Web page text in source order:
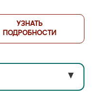
УЗНАТЬ
ПОДРОБНОСТИ
▼